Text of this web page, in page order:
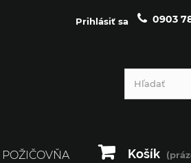
0903
Prihlásiť sa
Košík
POŽIČOVŇA